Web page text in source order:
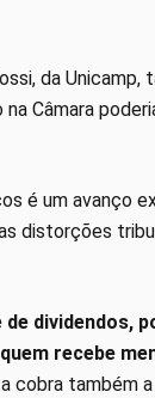
da Unicamp,
Câmara
é um avanço
distorções
de dividendos,
recebe
cobra também